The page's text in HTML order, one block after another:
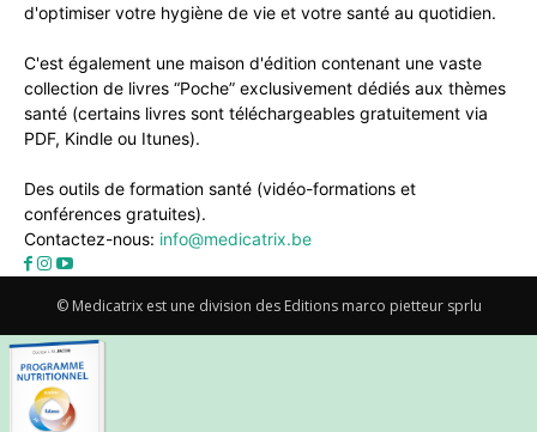
d'optimiser votre hygiène de vie et votre santé au quotidien.
C'est également une maison d'édition contenant une vaste
collection de livres “Poche” exclusivement dédiés aux thèmes
santé (certains livres sont téléchargeables gratuitement via
PDF, Kindle ou Itunes).
Des outils de formation santé (vidéo-formations et
conférences gratuites).
Contactez-nous: info@medicatrix.be
© Medicatrix est une division des Editions marco pietteur sprlu